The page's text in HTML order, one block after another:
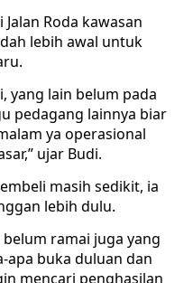
Roda kawasan
lebih awal untuk
yang lain belum pada
pedagang lainnya biar
ya operasional
ujar Budi.
masih sedikit, ia
lebih dulu.
ramai juga yang
apa buka duluan dan
mencari penghasilan